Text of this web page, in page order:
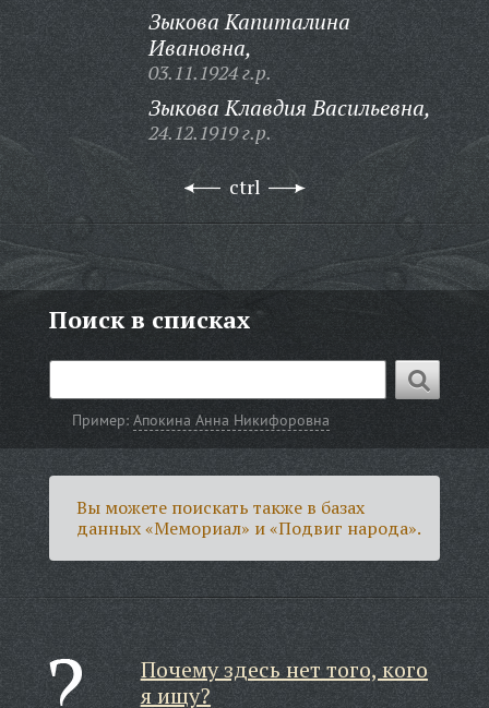
Зыкова Капиталина
Ивановна,
03.11.1924 г.р.
Зыкова Клавдия Васильевна,
24.12.1919 г.р.
ctrl
Поиск в списках
Пример:Апокина Анна Никифоровна
Вы можете поискать также в базах
данных «Мемориал» и «Подвиг народа».
Почему здесь нет того, кого
я ищу?